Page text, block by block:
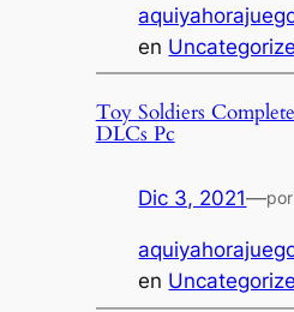
en
Toy Soldiers
DLCs Pc
Dic 3, 2021—por
en